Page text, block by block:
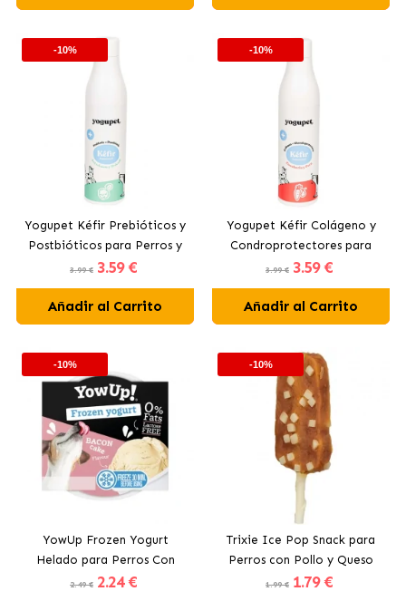
-10%
Yogupet Kéfir Prebióticos y
Postbióticos para Perros y
Gatos con Arándanos y
Brócoli
3.99 € 3.59 €
Añadir al Carrito
-10%
Yogupet Kéfir Colágeno y
Condroprotectores para
Perros y Gatos con Pera y
Zanahoria
3.99 € 3.59 €
Añadir al Carrito
-10%
YowUp Frozen Yogurt
Helado para Perros Con
Bacon
2.49 € 2.24 €
-10%
Trixie Ice Pop Snack para
Perros con Pollo y Queso
1.99 € 1.79 €